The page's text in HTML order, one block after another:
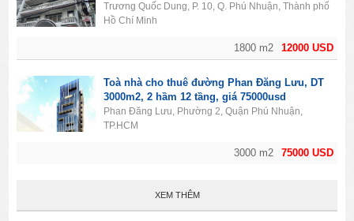
12000 USD
1800 m2
Trương Quốc Dung, P. 10, Q. Phú Nhuận, Thành phố
Hồ Chí Minh
75000 USD
3000 m2
Toà nhà cho thuê đường Phan Đăng Lưu, DT
3000m2, 2 hầm 12 tầng, giá 75000usd
Phan Đăng Lưu, Phường 2, Quận Phú Nhuận,
TP.HCM
XEM THÊM